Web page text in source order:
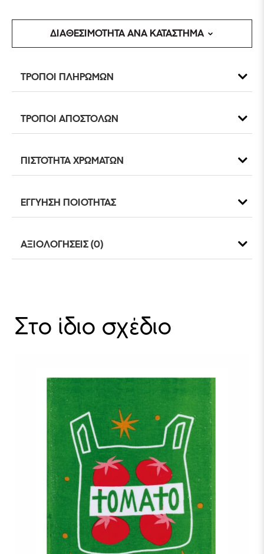
ΔΙΑΘΕΣΙΜΟΤΗΤΑ ΑΝΑ ΚΑΤΑΣΤΗΜΑ
ΤΡΟΠΟΙ ΠΛΗΡΩΜΩΝ
ΤΡΟΠΟΙ ΑΠΟΣΤΟΛΩΝ
ΠΙΣΤΟΤΗΤΑ ΧΡΩΜΑΤΩΝ
ΕΓΓΥΗΣΗ ΠΟΙΟΤΗΤΑΣ
ΑΞΙΟΛΟΓΗΣΕΙΣ (0)
Στο ίδιο σχέδιο